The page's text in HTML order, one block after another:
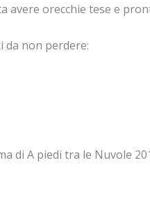
orecchie tese e
da non perdere:
di A piedi tra le Nuvole